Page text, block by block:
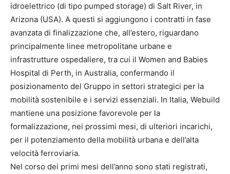
idroelettrico (di tipo pumped storage) di Salt River, in
Arizona (USA). A questi si aggiungono i contratti in fase
avanzata di finalizzazione che, all’estero, riguardano
principalmente linee metropolitane urbane e
infrastrutture ospedaliere, tra cui il Women and Babies
Hospital di Perth, in Australia, confermando il
posizionamento del Gruppo in settori strategici per la
mobilità sostenibile e i servizi essenziali. In Italia, Webuild
mantiene una posizione favorevole per la
formalizzazione, nei prossimi mesi, di ulteriori incarichi,
per il potenziamento della mobilità urbana e dell’alta
velocità ferroviaria.
Nel corso dei primi mesi dell’anno sono stati registrati,